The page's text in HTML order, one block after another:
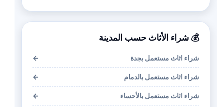
💰 شراء الأثاث حسب المدينة
شراء اثاث مستعمل بجدة ←
شراء اثاث مستعمل بالدمام ←
شراء اثاث مستعمل بالأحساء ←